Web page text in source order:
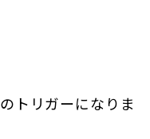
トリガーになりま